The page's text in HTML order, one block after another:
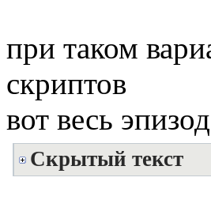
при таком
скриптов
вот весь эпизод
Скрытый текст